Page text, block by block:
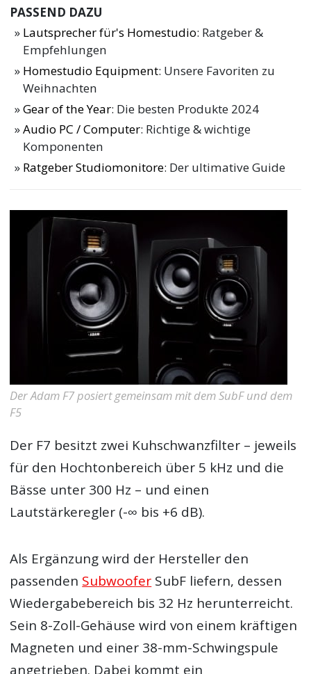
PASSEND DAZU
Lautsprecher für's Homestudio: Ratgeber &
Empfehlungen
Homestudio Equipment: Unsere Favoriten zu
Weihnachten
Gear of the Year: Die besten Produkte 2024
Audio PC / Computer: Richtige & wichtige
Komponenten
Ratgeber Studiomonitore: Der ultimative Guide
Der Adam F7 posiert gemeinsam mit dem SubF und dem
F5
Der F7 besitzt zwei Kuhschwanzfilter – jeweils
für den Hochtonbereich über 5 kHz und die
Bässe unter 300 Hz – und einen
Lautstärkeregler (-∞ bis +6 dB).
Als Ergänzung wird der Hersteller den
passenden Subwoofer SubF liefern, dessen
Wiedergabebereich bis 32 Hz herunterreicht.
Sein 8-Zoll-Gehäuse wird von einem kräftigen
Magneten und einer 38-mm-Schwingspule
angetrieben. Dabei kommt ein